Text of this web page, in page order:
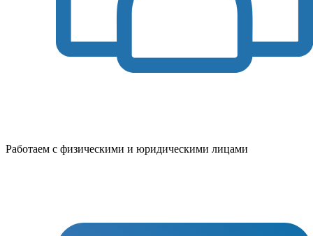
Работаем с физическими и юридическими лицами